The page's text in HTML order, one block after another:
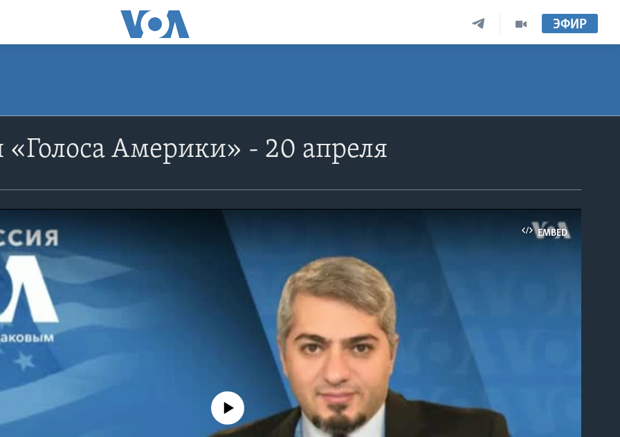
ЭФИР
«Голоса Америки» - 20 апреля
EMBED
No media source currently available